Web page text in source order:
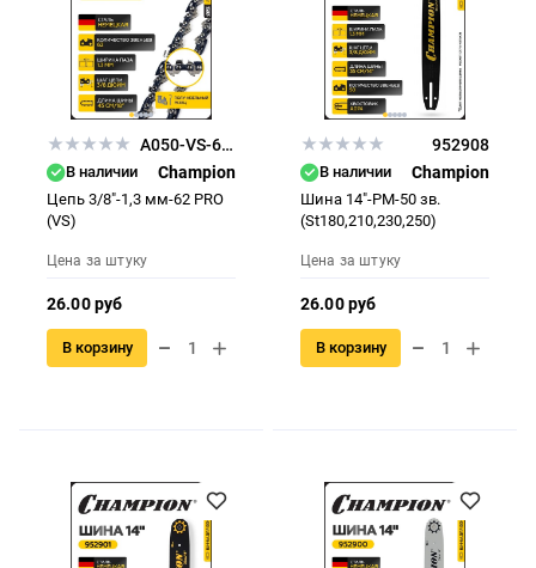
A050-VS-62E
В наличии Champion
Цепь 3/8"-1,3 мм-62 PRO
(VS)
Цена за штуку
26.00 руб
В корзину
952908
В наличии Champion
Шина 14"-РМ-50 зв.
(St180,210,230,250)
Цена за штуку
26.00 руб
В корзину